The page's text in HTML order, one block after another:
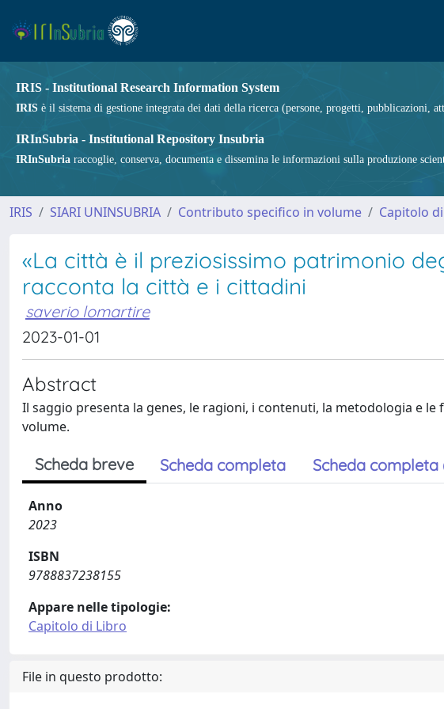
IRIS - Institutional Research Information System
IRIS è il sistema di gestione integrata dei dati della ricerca (persone, progetti, pubblicazioni,
IRInSubria - Institutional Repository Insubria
IRInSubria raccoglie, conserva, documenta e dissemina le informazioni sulla produzione
IRIS SIARI UNINSUBRIA Contributo specifico in volume Capitolo
«La città è il preziosissimo patrimonio
racconta la città e i cittadini
saverio lomartire
2023-01-01
Abstract
Il saggio presenta la genes, le ragioni, i contenuti, la metodologia e
volume.
Scheda breve Scheda completa Scheda completa
Anno
2023
ISBN
9788837238155
Appare nelle tipologie:
Capitolo di Libro
File in questo prodotto: